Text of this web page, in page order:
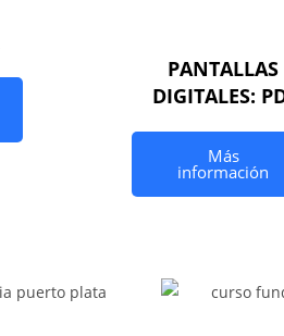
PANTALLAS
DIGITALES:
Más
información